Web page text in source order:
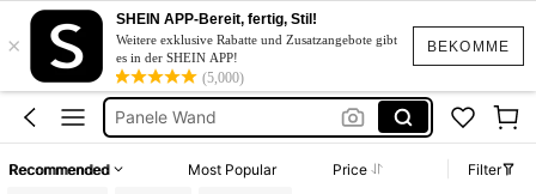
BEKOMME
×
SHEIN APP-Bereit, fertig, Stil!
Weitere exklusive Rabatte und Zusatzangebote gibt
es in der SHEIN APP!
(5,000)
Holzpaneele Wand
Wand Paneele
Wandpaneel
Panele Wand
Recommended Most Popular Price
Filter